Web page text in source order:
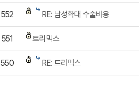
552 RE: 남성확대 수술비용
551 트리믹스
550 RE: 트리믹스